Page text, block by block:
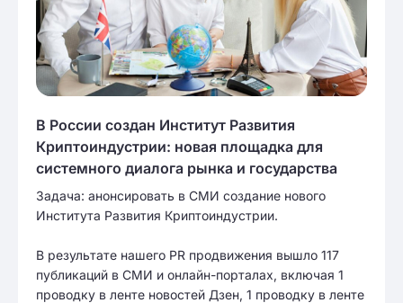
В России создан Институт Развития
Криптоиндустрии: новая площадка для
системного диалога рынка и государства
Задача: анонсировать в СМИ создание нового
Института Развития Криптоиндустрии.
В результате нашего PR продвижения вышло 117
публикаций в СМИ и онлайн-порталах, включая 1
проводку в ленте новостей Дзен, 1 проводку в ленте